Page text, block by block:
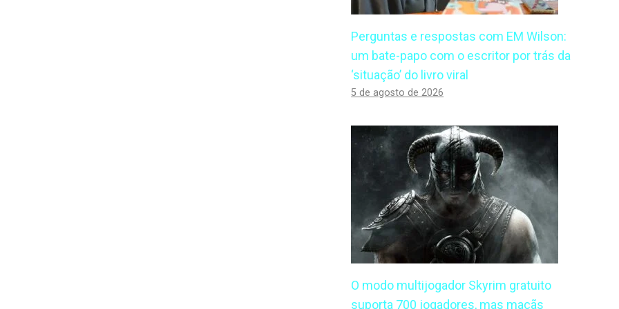
Perguntas e respostas com EM Wilson:
um bate-papo com o escritor por trás da
‘situação’ do livro viral
5 de agosto de 2026
O modo multijogador Skyrim gratuito
suporta 700 jogadores, mas maçãs